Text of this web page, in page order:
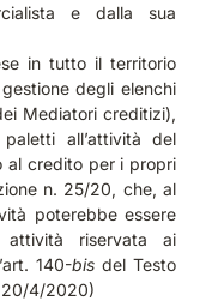
e dalla sua
in tutto il territorio
degli elenchi
Mediatori creditizi),
all’attività del
al credito per i propri
n. 25/20, che, al
poterebbe essere
attività riservata ai
140-bis del Testo
20/4/2020)